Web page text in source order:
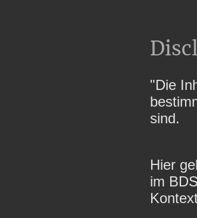
"Die
sind.
Hier
im